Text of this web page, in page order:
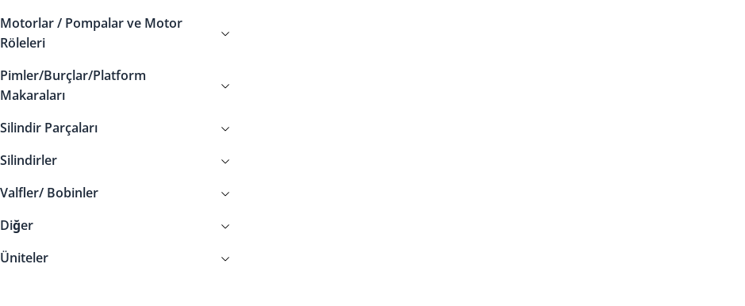
Motorlar / Pompalar ve Motor
Röleleri
Pimler/Burçlar/Platform
Makaraları
Silindir Parçaları
Silindirler
Valfler/ Bobinler
Diğer
Üniteler